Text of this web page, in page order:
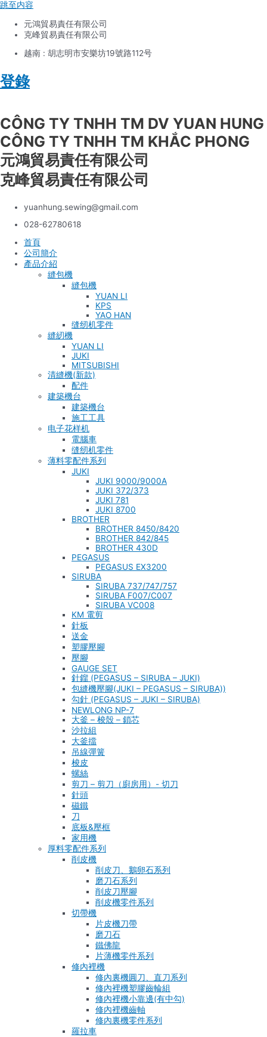
跳至内容
元鴻貿易責任有限公司
克峰貿易責任有限公司
越南 : 胡志明市安樂坊19號路112号
登錄
CÔNG TY TNHH TM DV YUAN HUNG
CÔNG TY TNHH TM KHẮC PHONG
元鴻貿易責任有限公司
克峰貿易責任有限公司
yuanhung.sewing@gmail.com
028-62780618
首頁
公司簡介
產品介紹
縫包機
縫包機
YUAN LI
KPS
YAO HAN
缝纫机零件
縫紉機
YUAN LI
JUKI
MITSUBISHI
清縫機(新款)
配件
建築機台
建築機台
施工工具
电子花样机
電腦車
缝纫机零件
薄料零配件系列
JUKI
JUKI 9000/9000A
JUKI 372/373
JUKI 781
JUKI 8700
BROTHER
BROTHER 8450/8420
BROTHER 842/845
BROTHER 430D
PEGASUS
PEGASUS EX3200
SIRUBA
SIRUBA 737/747/757
SIRUBA F007/C007
SIRUBA VC008
KM 電剪
針板
送金
塑膠壓腳
壓腳
GAUGE SET
針鎦 (PEGASUS – SIRUBA – JUKI)
包縫機壓腳(JUKI – PEGASUS – SIRUBA))
勾針 (PEGASUS – JUKI – SIRUBA)
NEWLONG NP-7
大釜 – 梭殼 – 鎖芯
沙拉組
大釜擋
吊線彈簧
梭皮
螺絲
剪刀 – 剪刀（廚房用）- 切刀
針頭
磁鐵
刀
底板&壓框
家用機
厚料零配件系列
削皮機
削皮刀、鵝卵石系列
磨刀石系列
削皮刀壓腳
削皮機零件系列
切帶機
片皮機刀帶
磨刀石
鐵佛龍
片薄機零件系列
修內裡機
修內裏機圓刀、直刀系列
修內裡機塑膠齒輪組
修內裡機小靠邊(有中勾)
修內裡機齒軸
修內裏機零件系列
羅拉車